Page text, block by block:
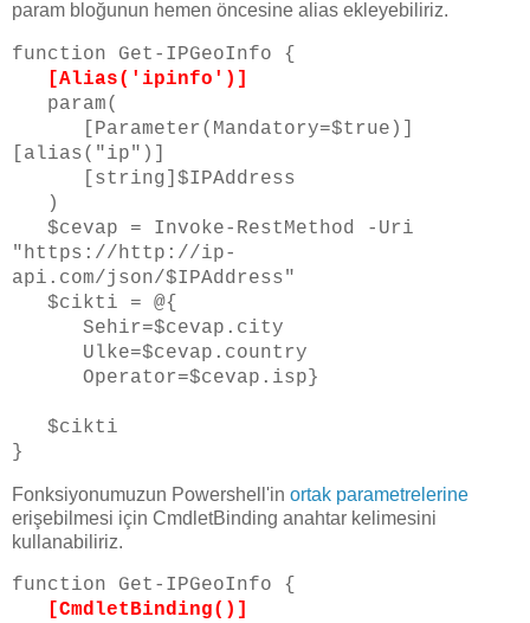
param bloğunun hemen öncesine alias ekleyebiliriz.
function Get-IPGeoInfo {
[Alias('ipinfo')]
param(
[Parameter(Mandatory=$true)]
[alias("ip")]
[string]$IPAddress
)
$cevap = Invoke-RestMethod -Uri
"https://http://ip-
api.com/json/$IPAddress"
$cikti = @{
Sehir=$cevap.city
Ulke=$cevap.country
Operator=$cevap.isp}
$cikti
}
Fonksiyonumuzun Powershell'in ortak parametrelerine
erişebilmesi için CmdletBinding anahtar kelimesini
kullanabiliriz.
function Get-IPGeoInfo {
[CmdletBinding()]